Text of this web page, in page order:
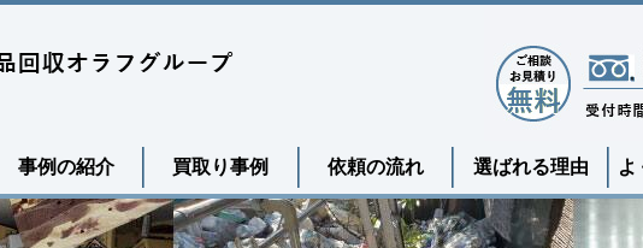
事例の紹介 買取り事例 依頼の流れ 選ばれる理由 よ